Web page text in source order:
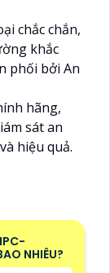
chắc chắn,
khắc
phối bởi An
hãng,
sát an
hiệu quả.
NHIÊU?